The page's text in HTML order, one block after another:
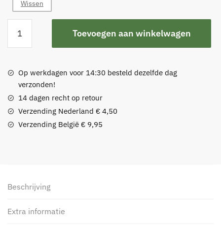
Wissen
aantal
Toevoegen aan winkelwagen
Op werkdagen voor 14:30 besteld dezelfde dag
verzonden!
14 dagen recht op retour
Verzending Nederland € 4,50
Verzending België € 9,95
Beschrijving
Extra informatie